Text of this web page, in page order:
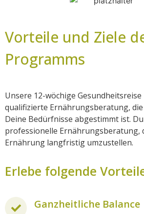
Vorteile und Ziele
Programms
Unsere 12-wöchige
qualifizierte Ernährungsberatung,
Deine Bedürfnisse abgestimmt ist.
professionelle Ernährungsberatung,
Ernährung langfristig umzustellen.
Erlebe folgende
Ganzheitliche Balance